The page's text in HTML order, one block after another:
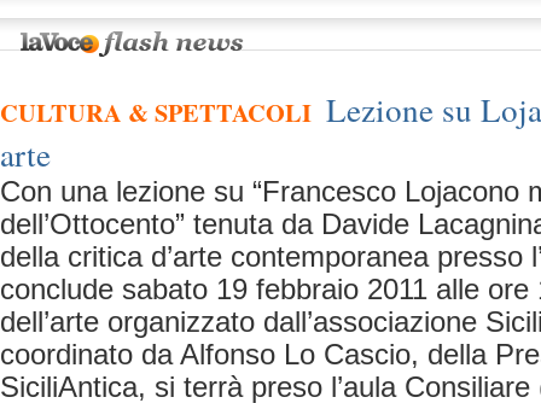
CULTURA & SPETTACOLI Lezione su
arte
Con una lezione su “Francesco Lojacono
dell’Ottocento” tenuta da Davide
della critica d’arte contemporanea presso
conclude sabato 19 febbraio 2011 alle
dell’arte organizzato dall’associazione
coordinato da Alfonso Lo Cascio, della
SiciliAntica, si terrà preso l’aula